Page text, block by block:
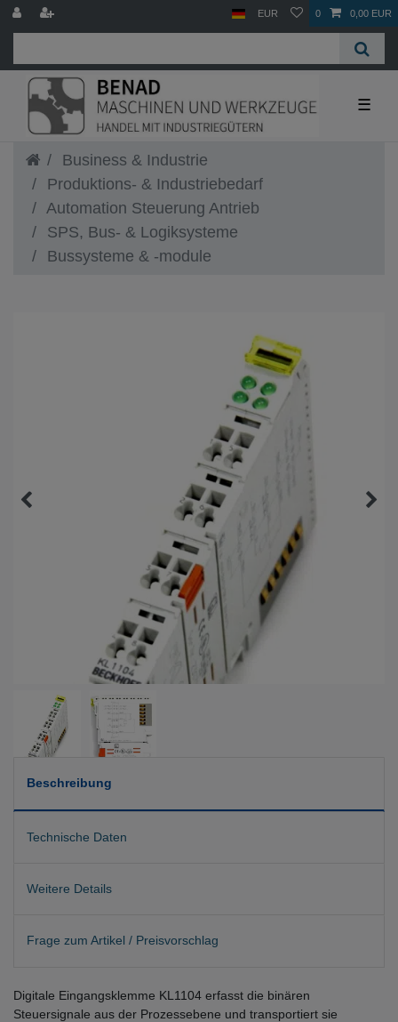
EUR 0 0,00 EUR
☰
Business & Industrie
Produktions- & Industriebedarf
Automation Steuerung Antrieb
SPS, Bus- & Logiksysteme
Bussysteme & -module
Beschreibung
Technische Daten
Weitere Details
Frage zum Artikel / Preisvorschlag
Digitale Eingangsklemme KL1104 erfasst die binären
Steuersignale aus der Prozessebene und transportiert sie